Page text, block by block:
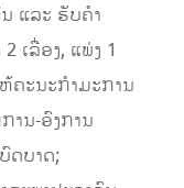
ແລະ ຮັບຄໍາ
ເລື່ອງ, ແພ່ງ 1
ຄະນະກໍາມະການ
ານ-ອົງການ
ດບາດ;